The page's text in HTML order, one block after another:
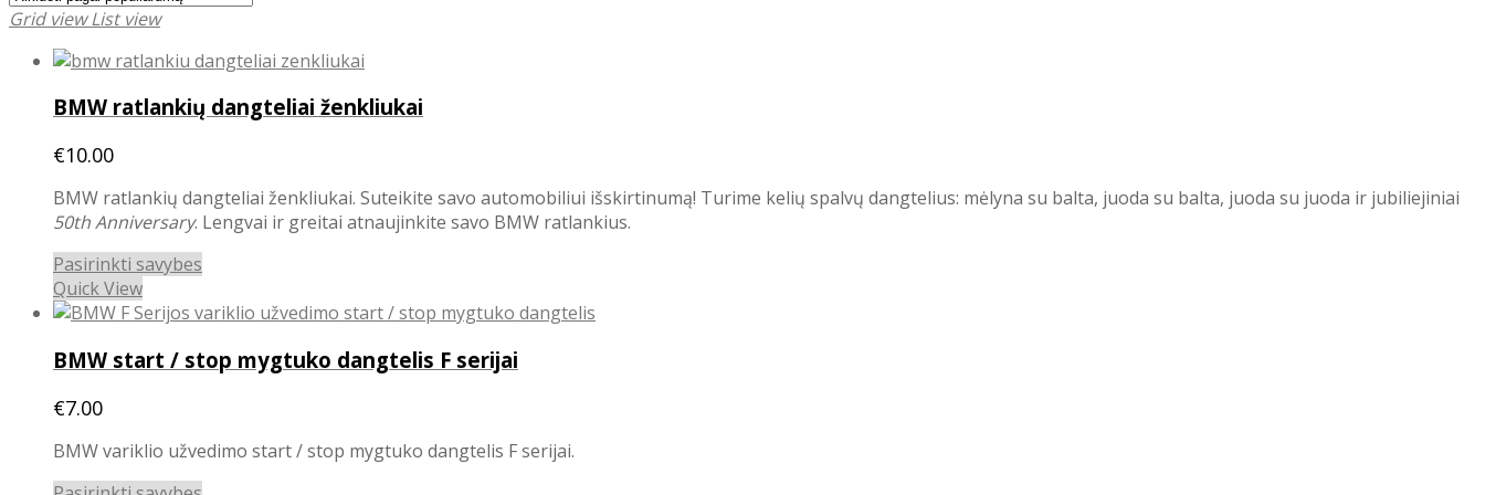
Grid view List view
BMW ratlankių dangteliai ženkliukai
€10.00
BMW ratlankių dangteliai ženkliukai. Suteikite savo automobiliui išskirtinumą! Turime kelių spalvų dangtelius: mėlyna su balta, juoda su balta, juoda su juoda ir jubiliejiniai
50th Anniversary. Lengvai ir greitai atnaujinkite savo BMW ratlankius.
Pasirinkti savybes
has
variants.
be
chosen
Quick View
BMW start / stop mygtuko dangtelis F serijai
€7.00
BMW variklio užvedimo start / stop mygtuko dangtelis F serijai.